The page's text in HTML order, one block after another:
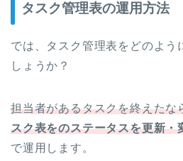
タスク管理表の運用方法
では、タスク管理表をどのよう
しょうか？
担当者があるタスクを終えたな
スク表をのステータスを更新・
で運用します。